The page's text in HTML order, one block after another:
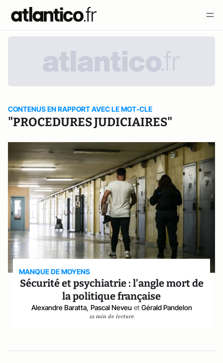
CONTENUS EN RAPPORT AVEC LE MOT-CLE
"PROCEDURES JUDICIAIRES"
MANQUE DE MOYENS
Sécurité et psychiatrie : l’angle mort de
la politique française
Alexandre Baratta, Pascal Neveu et Gérald Pandelon
22 min de lecture